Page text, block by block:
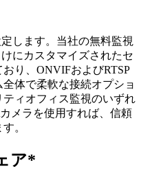
します。当社の無料監視
にカスタマイズされたセ
り、ONVIFおよびRTSP
体で柔軟な接続オプショ
ィオフィス監視のいずれ
メラを使用すれば、信頼
。
ア*